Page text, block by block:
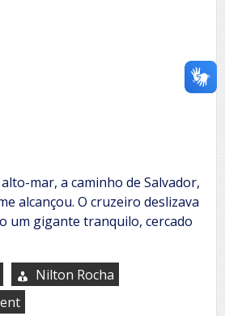
mar, a caminho de Salvador,
alcançou. O cruzeiro deslizava
um gigante tranquilo, cercado
Nilton Rocha
on